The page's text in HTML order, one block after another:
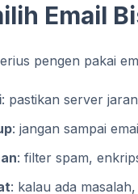
Email
pengen pakai
: pastikan server
: jangan sampai
: filter spam,
: kalau ada